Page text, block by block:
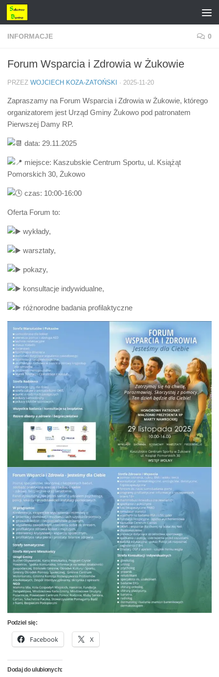
Przejdź do treści
INFORMACJE 0
Forum Wsparcia i Zdrowia w Żukowie
PRZEZ WOJCIECH KOZA-ZATOŃSKI · 2025-11-20
Zapraszamy na Forum Wsparcia i Zdrowia w Żukowie, którego
organizatorem jest Urząd Gminy Żukowo pod patronatem
Pierwszej Damy RP.
data: 29.11.2025
miejsce: Kaszubskie Centrum Sportu, ul. Książąt
Pomorskich 30, Żukowo
czas: 10:00-16:00
Oferta Forum to:
wykłady,
warsztaty,
pokazy,
konsultacje indywidualne,
różnorodne badania profilaktyczne
Podziel się:
Facebook X
Dodaj do ulubionych: